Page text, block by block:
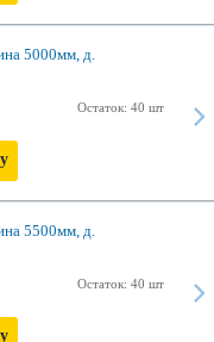
5000мм, д.
Остаток: 40 шт
5500мм, д.
Остаток: 40 шт